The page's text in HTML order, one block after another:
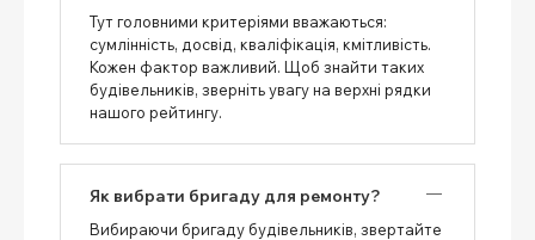
Тут головними критеріями вважаються:
сумлінність, досвід, кваліфікація, кмітливість.
Кожен фактор важливий. Щоб знайти таких
будівельників, зверніть увагу на верхні рядки
нашого рейтингу.
Як вибрати бригаду для ремонту?
Вибираючи бригаду будівельників, звертайте